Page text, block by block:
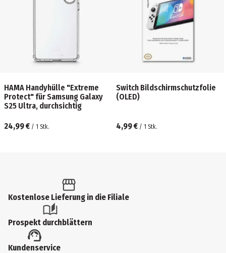
HAMA Handyhülle "Extreme
Protect" für Samsung Galaxy
S25 Ultra, durchsichtig
24,99 € / 1 Stk.
Switch Bildschirmschutzfolie
(OLED)
4,99 € / 1 Stk.
Kostenlose Lieferung in die Filiale
Prospekt durchblättern
Kundenservice